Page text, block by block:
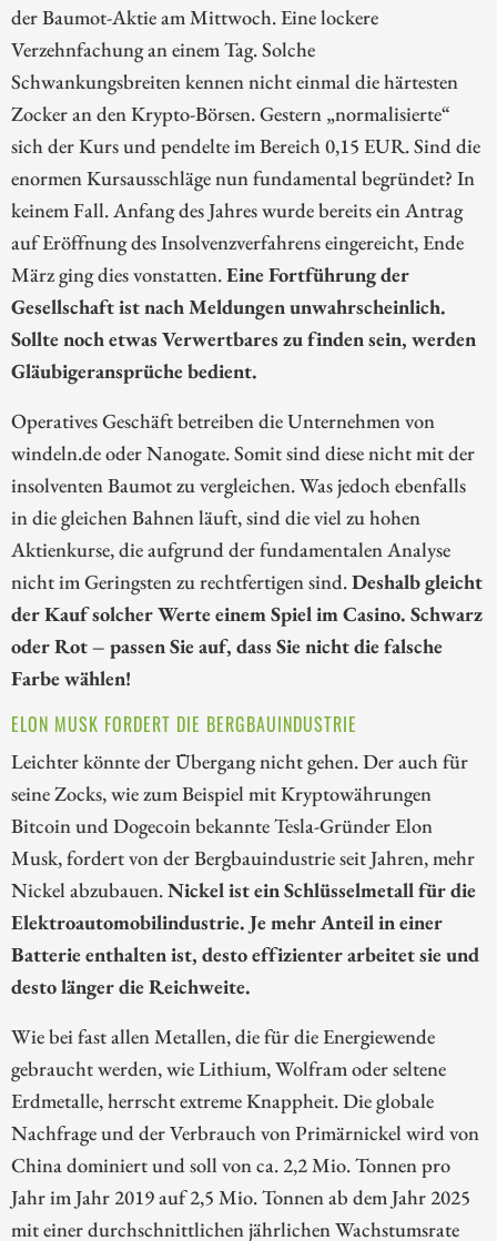
der Baumot-Aktie am Mittwoch. Eine lockere
Verzehnfachung an einem Tag. Solche
Schwankungsbreiten kennen nicht einmal die härtesten
Zocker an den Krypto-Börsen. Gestern „normalisierte“
sich der Kurs und pendelte im Bereich 0,15 EUR. Sind die
enormen Kursausschläge nun fundamental begründet? In
keinem Fall. Anfang des Jahres wurde bereits ein Antrag
auf Eröffnung des Insolvenzverfahrens eingereicht, Ende
März ging dies vonstatten.Eine Fortführung der
Gesellschaft ist nach Meldungen unwahrscheinlich.
Sollte noch etwas Verwertbares zu finden sein, werden
Gläubigeransprüche bedient.
Operatives Geschäft betreiben die Unternehmen von
windeln.de oder Nanogate. Somit sind diese nicht mit der
insolventen Baumot zu vergleichen. Was jedoch ebenfalls
in die gleichen Bahnen läuft, sind die viel zu hohen
Aktienkurse, die aufgrund der fundamentalen Analyse
nicht im Geringsten zu rechtfertigen sind.Deshalb gleicht
der Kauf solcher Werte einem Spiel im Casino. Schwarz
oder Rot – passen Sie auf, dass Sie nicht die falsche
Farbe wählen!
ELON MUSK FORDERT DIE BERGBAUINDUSTRIE
Leichter könnte der Übergang nicht gehen. Der auch für
seine Zocks, wie zum Beispiel mit Kryptowährungen
Bitcoin und Dogecoin bekannte Tesla-Gründer Elon
Musk, fordert von der Bergbauindustrie seit Jahren, mehr
Nickel abzubauen.Nickel ist ein Schlüsselmetall für die
Elektroautomobilindustrie. Je mehr Anteil in einer
Batterie enthalten ist, desto effizienter arbeitet sie und
desto länger die Reichweite.
Wie bei fast allen Metallen, die für die Energiewende
gebraucht werden, wie Lithium, Wolfram oder seltene
Erdmetalle, herrscht extreme Knappheit. Die globale
Nachfrage und der Verbrauch von Primärnickel wird von
China dominiert und soll von ca. 2,2 Mio. Tonnen pro
Jahr im Jahr 2019 auf 2,5 Mio. Tonnen ab dem Jahr 2025
mit einer durchschnittlichen jährlichen Wachstumsrate